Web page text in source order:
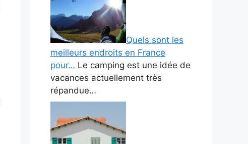
Quels sont les
meilleurs endroits en France
pour… Le camping est une idée de
vacances actuellement très
répandue…